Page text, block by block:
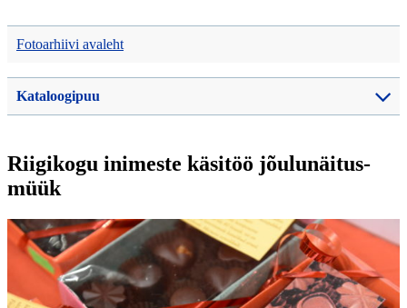
Fotoarhiivi avaleht
Kataloogipuu
Riigikogu inimeste käsitöö jõulunäitus-
müük